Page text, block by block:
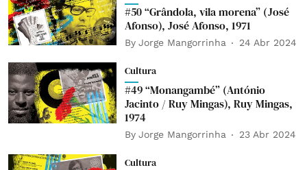
#50 “Grândola, vila morena” (José
Afonso), José Afonso, 1971
By Jorge Mangorrinha 24 Abr 2024
Cultura
#49 “Monangambé” (António
Jacinto / Ruy Mingas), Ruy Mingas,
1974
By Jorge Mangorrinha 23 Abr 2024
Cultura